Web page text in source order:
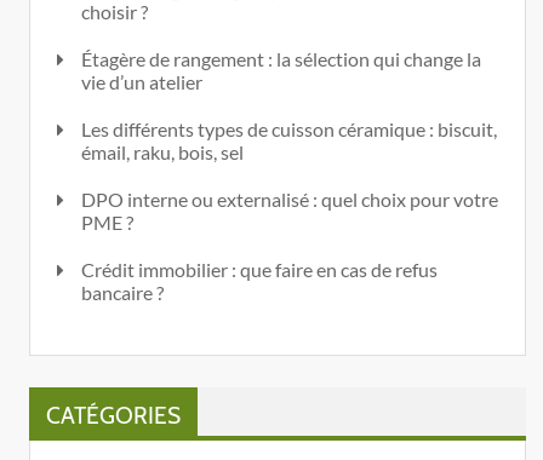
choisir ?
Étagère de rangement : la sélection qui change la
vie d’un atelier
Les différents types de cuisson céramique : biscuit,
émail, raku, bois, sel
DPO interne ou externalisé : quel choix pour votre
PME ?
Crédit immobilier : que faire en cas de refus
bancaire ?
CATÉGORIES